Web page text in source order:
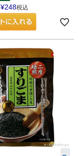
¥248税込